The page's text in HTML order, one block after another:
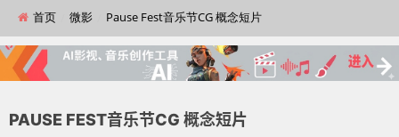
首页 微影 Pause Fest音乐节CG 概念短片
PAUSE FEST音乐节CG 概念短片